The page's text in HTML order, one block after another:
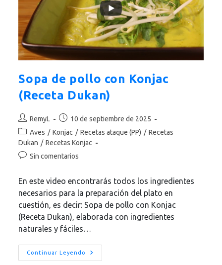
Sopa de pollo con Konjac
(Receta Dukan)
Autor
de
la
entrada:
RemyL
Publicación
de
la
entrada:
10 de septiembre de 2025
Categoría
de
la
Aves / Konjac / Recetas ataque (PP) / Recetas
Dukan / Recetas Konjac
Comentarios
entrada:
Sin comentarios
En este video encontrarás todos los ingredientes
necesarios para la preparación del plato en
cuestión, es decir: Sopa de pollo con Konjac
(Receta Dukan), elaborada con ingredientes
naturales y fáciles…
Continuar Leyendo
Sopa
De